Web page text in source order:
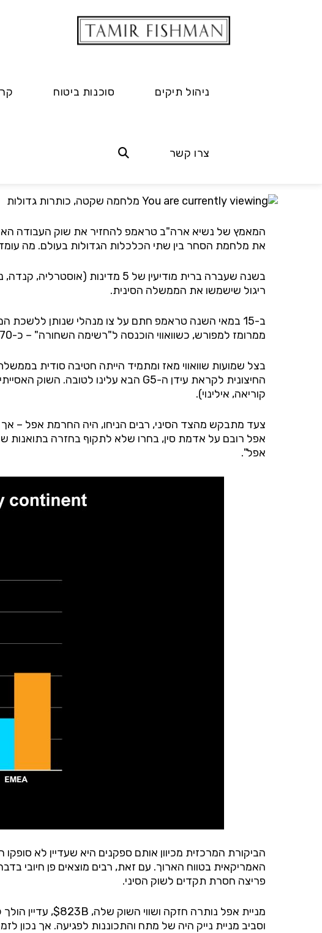
ניהול תיקים סוכנות ביטוח
צרו קשר
המאמץ של נשיא ארה"ב טראמפ להחזיר את שוק העבודה
את מלחמת הסחר בין שתי הכלכלות הגדולות בעולם. מה
בשנה שעברה ברית מודיעין של 5
ריגול שישמשו את הממשלה הסינית.
ממרומז למפורש, כשוואווי הוכנסה ל"רשימה השחורה" – כ-70 ארגונים שאסור לחברות אמריקאיות לסחור עמם ללא אישור ממשלתי – והיא הגדולה והמרכזית ביניהן.
בצל שמועות שוואווי מאז ומתמיד הייתה חטיבה סודית
החיצונית לקראת עידן ה- G 5 הבא עלינו לטובה. השוק
קוריאה, אילינוי).
צעד מתבקש מהצד הסיני, רבים הניחו, היה החרמת אפל – אך
אפל רובם על אדמת סין, בחרו שלא לתקוף בחזרה בתואנות
אפל".
הביקורת המרכזית מכיוון אותם ספקנים היא שעדיין לא
האמריקאית בטווח הארוך. עם זאת, רבים מוצאים פן חיובי
פריצה חסרת תקדים לשוק הסיני.
מניית אפל נותרה חזקה ושווי השוק שלה, 823B$, עדיין
וסביב מניית נייק היה של מתח והתכוננות לפגיעה. אך נכון